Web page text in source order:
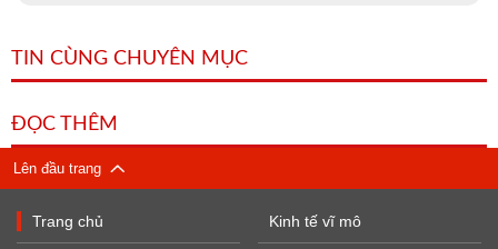
TIN CÙNG CHUYÊN MỤC
ĐỌC THÊM
Lên đầu trang
Trang chủ Kinh tế vĩ mô